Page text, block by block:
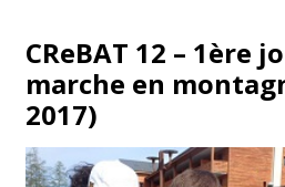
CReBAT 12 – 1ère
marche en
2017)